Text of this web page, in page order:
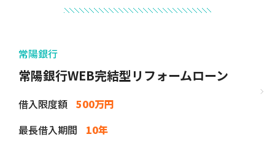
常陽銀行
常陽銀行WEB完結型リフォームローン
借入限度額 500万円
最長借入期間
10年